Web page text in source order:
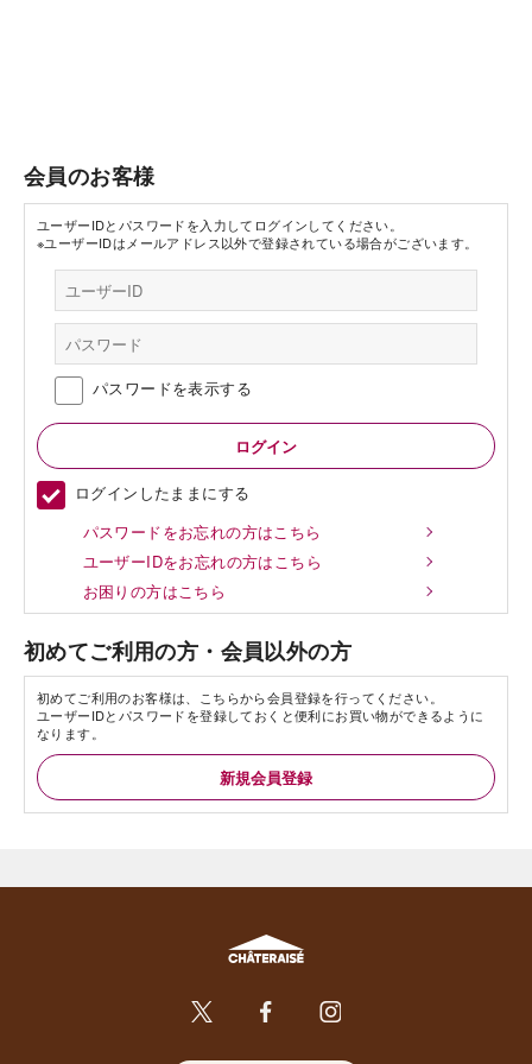
会員のお客様
ユーザーIDとパスワードを入力してログインしてください。
※ユーザーIDはメールアドレス以外で登録されている場合がございます。
パスワードを表示する
ログインしたままにする
パスワードをお忘れの方はこちら
ユーザーIDをお忘れの方はこちら
お困りの方はこちら
初めてご利用の方・会員以外の方
初めてご利用のお客様は、こちらから会員登録を行ってください。
ユーザーIDとパスワードを登録しておくと便利にお買い物ができるように
なります。